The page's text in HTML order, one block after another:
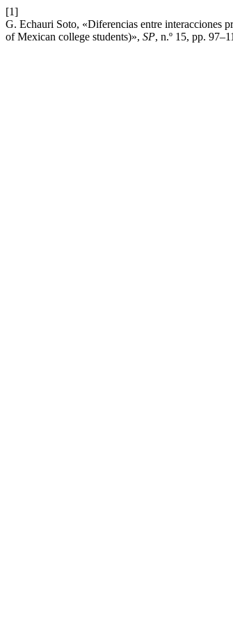
[1]
G. Echauri Soto, «Diferencias entre interacciones
of Mexican college students)», SP, n.º 15, pp.